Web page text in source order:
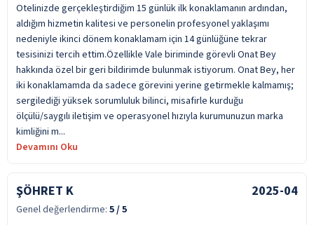
Otelinizde gerçekleştirdiğim 15 günlük ilk konaklamanın ardından,
aldığım hizmetin kalitesi ve personelin profesyonel yaklaşımı
nedeniyle ikinci dönem konaklamam için 14 günlüğüne tekrar
tesisinizi tercih ettim. ​Özellikle Vale biriminde görevli Onat Bey
hakkında özel bir geri bildirimde bulunmak istiyorum. Onat Bey, her
iki konaklamamda da sadece görevini yerine getirmekle kalmamış;
sergilediği yüksek sorumluluk bilinci, misafirle kurduğu
ölçülü/saygılı iletişim ve operasyonel hızıyla kurumunuzun marka
kimliğini m...
Devamını Oku
ŞÖHRET K 2025-04
Genel değerlendirme: 5/ 5